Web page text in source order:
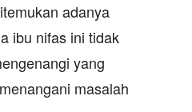
adanya
ibu nifas ini tidak
yang
masalah